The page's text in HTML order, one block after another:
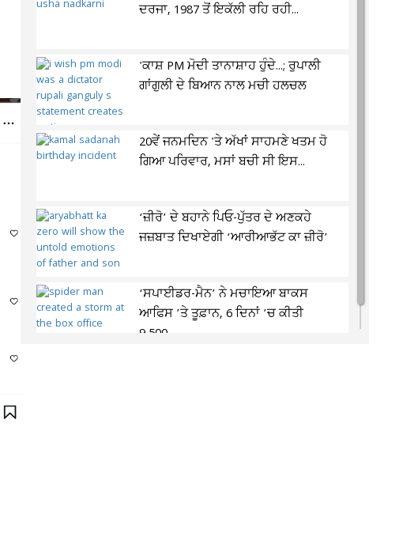
ਦਰਜਾ, 1987 ਤੋਂ ਇਕੱਲੀ ਰਹਿ ਰਹੀ...
'ਕਾਸ਼ PM ਮੋਦੀ ਤਾਨਾਸ਼ਾਹ ਹੁੰਦੇ...; ਰੁਪਾਲੀ
ਗਾਂਗੁਲੀ ਦੇ ਬਿਆਨ ਨਾਲ ਮਚੀ ਹਲਚਲ
20ਵੇਂ ਜਨਮਦਿਨ 'ਤੇ ਅੱਖਾਂ ਸਾਹਮਣੇ ਖਤਮ ਹੋ
ਗਿਆ ਪਰਿਵਾਰ, ਮਸਾਂ ਬਚੀ ਸੀ ਇਸ...
‘ਜ਼ੀਰੋ’ ਦੇ ਬਹਾਨੇ ਪਿਓ-ਪੁੱਤਰ ਦੇ ਅਣਕਹੇ
ਜਜ਼ਬਾਤ ਦਿਖਾਏਗੀ ‘ਆਰੀਆਭੱਟ ਕਾ ਜ਼ੀਰੋ’
‘ਸਪਾਈਡਰ-ਮੈਨ’ ਨੇ ਮਚਾਇਆ ਬਾਕਸ
ਆਫਿਸ ’ਤੇ ਤੂਫ਼ਾਨ, 6 ਦਿਨਾਂ ’ਚ ਕੀਤੀ
9,500...